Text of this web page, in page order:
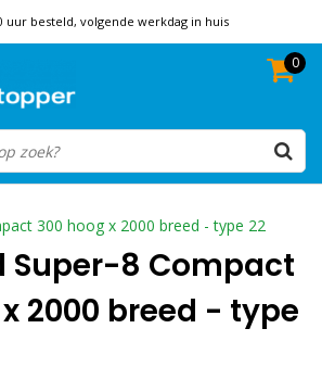
uur besteld, volgende werkdag in huis
Beoordeeld met een 9,8
0
300 hoog x 2000 breed - type 22
Super-8 Compact
2000 breed - type